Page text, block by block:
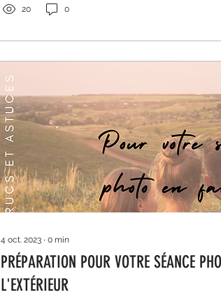
20 0
4 oct. 2023 ∙ 0 min
PRÉPARATION POUR VOTRE SÉANCE
L'EXTÉRIEUR